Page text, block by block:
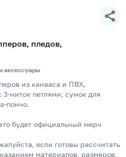
пледов,
аксессуары
из канваса и ПВХ,
3-ниток петлями, сумок для
пончо.
будет официальный мерч
если готовы рассчитать
материалов, размеров,